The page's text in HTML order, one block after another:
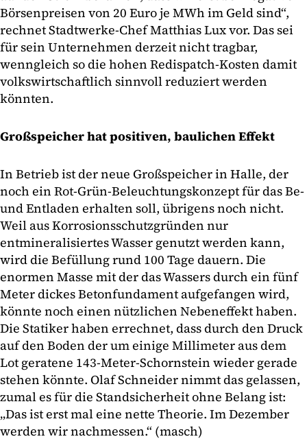
Börsenpreisen von 20 Euro je MWh im Geld sind“,
rechnet Stadtwerke-Chef Matthias Lux vor. Das sei
für sein Unternehmen derzeit nicht tragbar,
wenngleich so die hohen Redispatch-Kosten damit
volkswirtschaftlich sinnvoll reduziert werden
könnten.
Großspeicher hat positiven, baulichen Effekt
In Betrieb ist der neue Großspeicher in Halle, der
noch ein Rot-Grün-Beleuchtungskonzept für das Be-
und Entladen erhalten soll, übrigens noch nicht.
Weil aus Korrosionsschutzgründen nur
entmineralisiertes Wasser genutzt werden kann,
wird die Befüllung rund 100 Tage dauern. Die
enormen Masse mit der das Wassers durch ein fünf
Meter dickes Betonfundament aufgefangen wird,
könnte noch einen nützlichen Nebeneffekt haben.
Die Statiker haben errechnet, dass durch den Druck
auf den Boden der um einige Millimeter aus dem
Lot geratene 143-Meter-Schornstein wieder gerade
stehen könnte. Olaf Schneider nimmt das gelassen,
zumal es für die Standsicherheit ohne Belang ist:
„Das ist erst mal eine nette Theorie. Im Dezember
werden wir nachmessen.“ (masch)